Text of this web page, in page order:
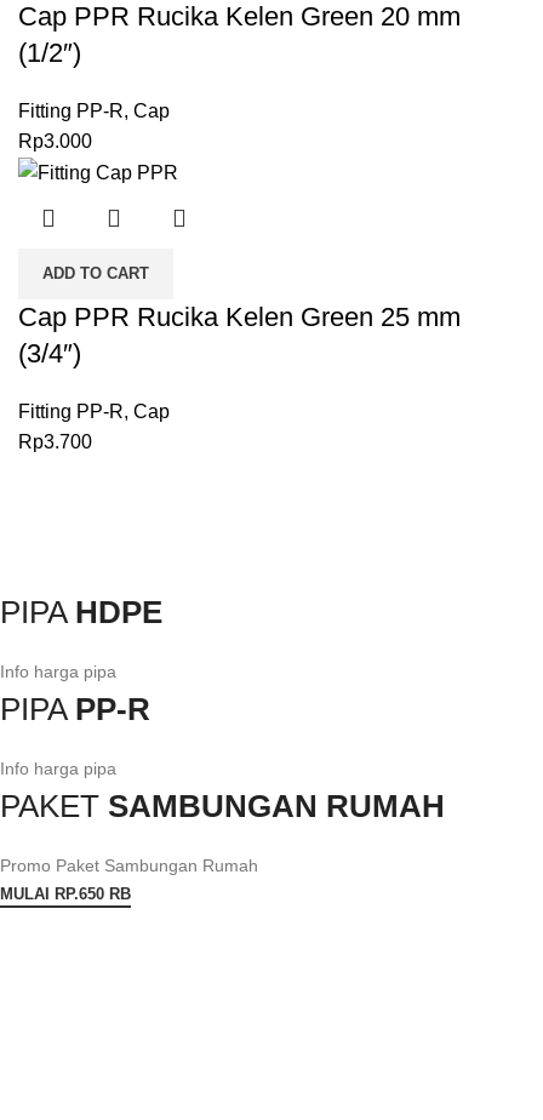
Cap PPR Rucika Kelen Green 20 mm
(1/2″)
Fitting PP-R, Cap
Rp3.000
ADD TO CART
Cap PPR Rucika Kelen Green 25 mm
(3/4″)
Fitting PP-R, Cap
Rp3.700
PIPA HDPE
Info harga pipa
PIPA PP-R
Info harga pipa
PAKET SAMBUNGAN RUMAH
Promo Paket Sambungan Rumah
MULAI RP.650 RB